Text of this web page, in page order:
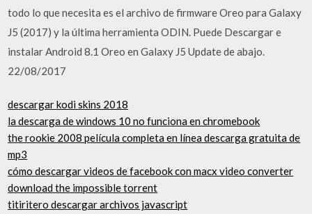
todo lo que necesita es el archivo de firmware Oreo para Galaxy
J5 (2017) y la última herramienta ODIN. Puede Descargar e
instalar Android 8.1 Oreo en Galaxy J5 Update de abajo.
22/08/2017
descargar kodi skins 2018
la descarga de windows 10 no funciona en chromebook
the rookie 2008 película completa en línea descarga gratuita de
mp3
cómo descargar videos de facebook con macx video converter
download the impossible torrent
titiritero descargar archivos javascript